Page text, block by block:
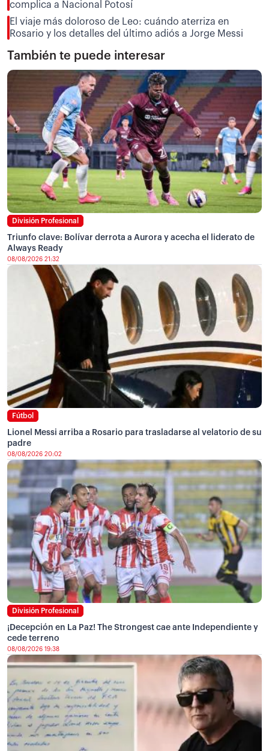
complica a Nacional Potosí
El viaje más doloroso de Leo: cuándo aterriza en
Rosario y los detalles del último adiós a Jorge Messi
También te puede interesar
División Profesional
Triunfo clave: Bolívar derrota a Aurora y acecha el liderato de
Always Ready
08/08/2026 21:32
Fútbol
Lionel Messi arriba a Rosario para trasladarse al velatorio de su
padre
08/08/2026 20:02
División Profesional
¡Decepción en La Paz! The Strongest cae ante Independiente y
cede terreno
08/08/2026 19:38